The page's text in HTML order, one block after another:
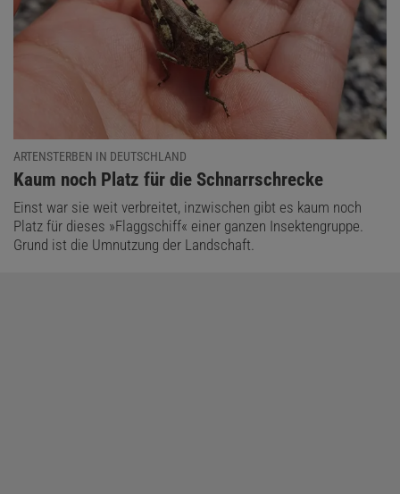
ARTENSTERBEN IN DEUTSCHLAND
:
Kaum noch Platz für die Schnarrschrecke
Einst war sie weit verbreitet, inzwischen gibt es kaum noch
Platz für dieses »Flaggschiff« einer ganzen Insektengruppe.
Grund ist die Umnutzung der Landschaft.